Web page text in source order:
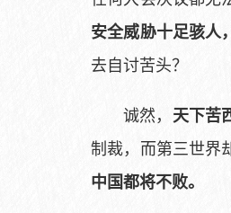
安全威胁十足骇人
去自讨苦头？
诚然， 天下苦
制裁，而第三世界
中国都将不败。